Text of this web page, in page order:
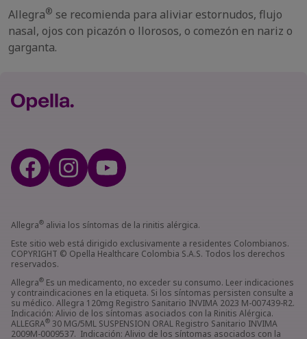
Allegra® se recomienda para aliviar estornudos, flujo
nasal, ojos con picazón o llorosos, o comezón en nariz o
garganta.
Allegra® alivia los síntomas de la rinitis alérgica.
Este sitio web está dirigido exclusivamente a residentes Colombianos.
COPYRIGHT © Opella Healthcare Colombia S.A.S. Todos los derechos
reservados.
Allegra® Es un medicamento, no exceder su consumo. Leer indicaciones
y contraindicaciones en la etiqueta. Si los síntomas persisten consulte a
su médico. Allegra 120mg Registro Sanitario INVIMA 2023 M-007439-R2.
Indicación: Alivio de los síntomas asociados con la Rinitis Alérgica.
ALLEGRA® 30 MG/5ML SUSPENSION ORAL Registro Sanitario INVIMA
2009M-0009537. Indicación: Alivio de los síntomas asociados con la